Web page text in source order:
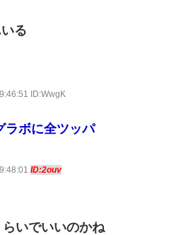
る
ID:WwgK
ラボに全ツッパ
ID:2ouv
いでいいのかね